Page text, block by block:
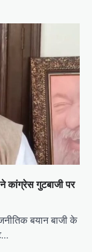
कांग्रेस गुटबाजी पर
बयान बाजी के